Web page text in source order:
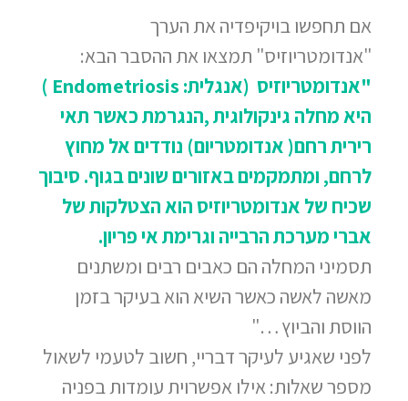
אם תחפשו בויקיפדיה את הערך
"אנדומטריוזיס" תמצאו את ההסבר הבא:
"אנדומטריוזיס (אנגלית: Endometriosis )
היא מחלה גינקולוגית ,הנגרמת כאשר תאי
רירית רחם( אנדומטריום) נודדים אל מחוץ
לרחם, ומתמקמים באזורים שונים בגוף. סיבוך
שכיח של אנדומטריוזיס הוא הצטלקות של
אברי מערכת הרבייה וגרימת אי פריון.
תסמיני המחלה הם כאבים רבים ומשתנים
מאשה לאשה כאשר השיא הוא בעיקר בזמן
הווסת והביוץ …"
לפני שאגיע לעיקר דבריי, חשוב לטעמי לשאול
מספר שאלות: אילו אפשרוית עומדות בפניה